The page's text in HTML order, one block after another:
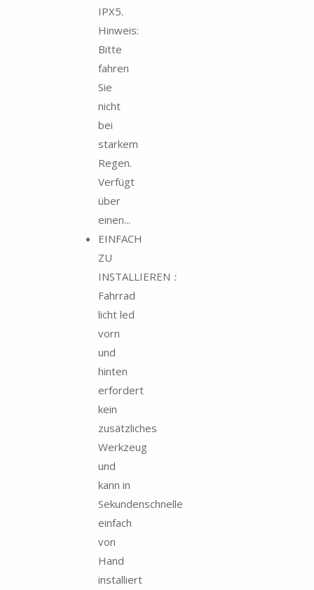
IPX5.
Hinweis:
Bitte
fahren
Sie
nicht
bei
starkem
Regen.
Verfügt
über
einen...
EINFACH
ZU
INSTALLIEREN：
Fahrrad
licht led
vorn
und
hinten
erfordert
kein
zusätzliches
Werkzeug
und
kann in
Sekundenschnelle
einfach
von
Hand
installiert